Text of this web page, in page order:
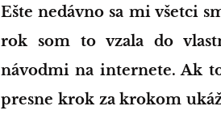
Ešte nedávno sa mi všetci
rok som to vzala do
návodmi na internete. Ak
presne krok za krokom